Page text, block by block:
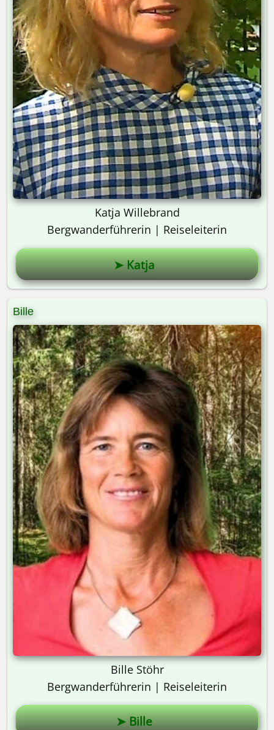
Katja Willebrand
Bergwanderführerin | Reiseleiterin
➤ Katja
Bille
Bille Stöhr
Bergwanderführerin | Reiseleiterin
➤ Bille